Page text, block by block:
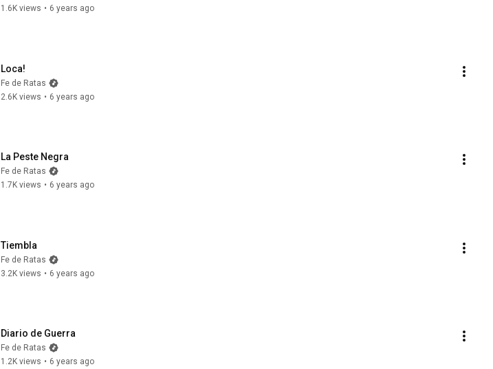
1.6K views • 6 years ago
Loca!
Fe de Ratas
2.6K views • 6 years ago
La Peste Negra
Fe de Ratas
1.7K views • 6 years ago
Tiembla
Fe de Ratas
3.2K views • 6 years ago
Diario de Guerra
Fe de Ratas
1.2K views • 6 years ago